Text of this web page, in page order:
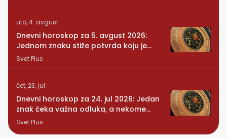
uto, 4. avgust
Dnevni horoskop za 5. avgust 2026:
Jednom znaku stiže potvrda koju je
dugo čekao
Svet Plus
čet, 23. jul
Dnevni horoskop za 24. jul 2026: Jedan
znak čeka važna odluka, a nekome
stiže iznenađenje
Svet Plus